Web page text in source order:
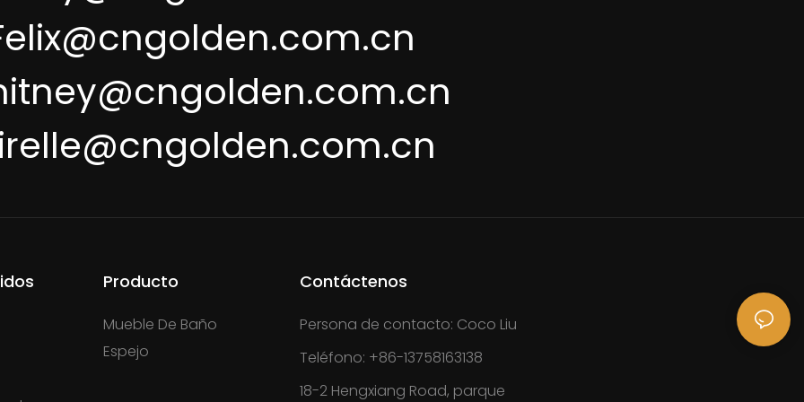
Producto
Mueble De Baño
Espejo
Contáctenos
Persona de contacto: Coco Liu
Teléfono: +86-13758163138
18-2 Hengxiang Road, parque